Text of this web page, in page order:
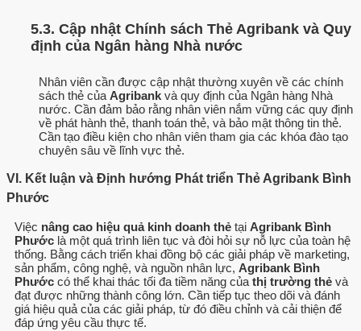
5.3. Cập nhật Chính sách Thẻ Agribank và Quy
định của Ngân hàng Nhà nước
Nhân viên cần được cập nhật thường xuyên về các chính
sách thẻ của Agribank và quy định của Ngân hàng Nhà
nước. Cần đảm bảo rằng nhân viên nắm vững các quy định
về phát hành thẻ, thanh toán thẻ, và bảo mật thông tin thẻ.
Cần tạo điều kiện cho nhân viên tham gia các khóa đào tạo
chuyên sâu về lĩnh vực thẻ.
VI. Kết luận và Định hướng Phát triển Thẻ Agribank Bình
Phước
Việc nâng cao hiệu quả kinh doanh thẻ tại Agribank Bình
Phước là một quá trình liên tục và đòi hỏi sự nỗ lực của toàn hệ
thống. Bằng cách triển khai đồng bộ các giải pháp về marketing,
sản phẩm, công nghệ, và nguồn nhân lực, Agribank Bình
Phước có thể khai thác tối đa tiềm năng của thị trường thẻ và
đạt được những thành công lớn. Cần tiếp tục theo dõi và đánh
giá hiệu quả của các giải pháp, từ đó điều chỉnh và cải thiện để
đáp ứng yêu cầu thực tế.